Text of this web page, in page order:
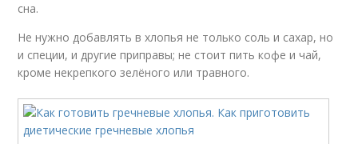
сна.
Не нужно добавлять в хлопья не только соль и сахар, но
и специи, и другие приправы; не стоит пить кофе и чай,
кроме некрепкого зелёного или травного.